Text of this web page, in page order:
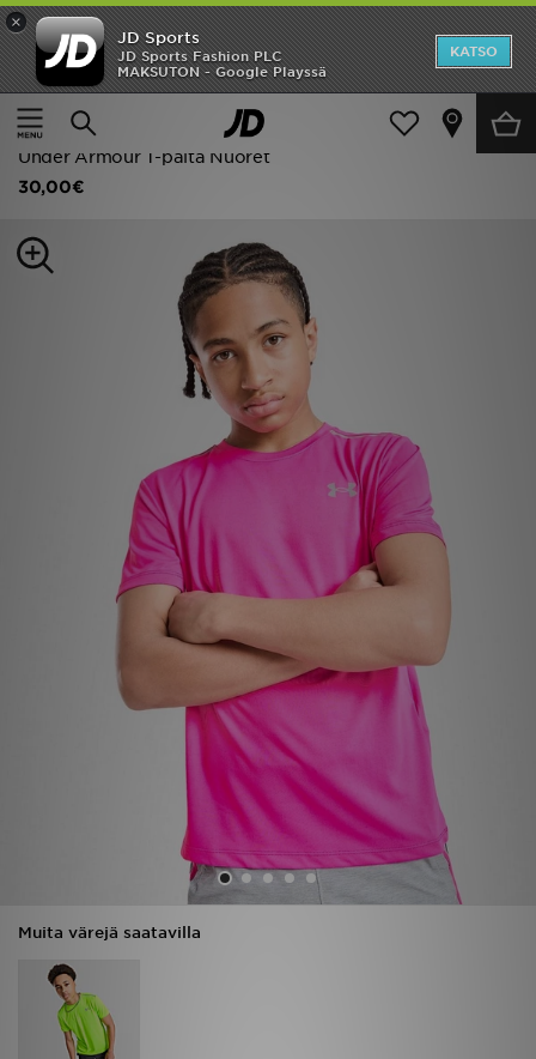
×
JD Sports
JD Sports Fashion PLC
MAKSUTON - Google Playssä
KATSO
Etusivu
Lapset
Juniori Vaatteet (8-15-vuotiaat)
Under Armour T-paita Nuoret
30,00€
Muita värejä saatavilla
Etusivu
Ale
Uutuudet
Miehet
Asiakaspalvelu ja tietoa